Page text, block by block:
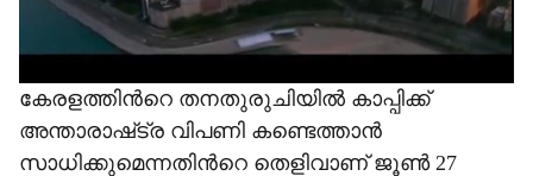
കേരളത്തിന്‍റെ തനതുരുചിയില്‍ കാപ്പിക്ക്
അന്താരാഷ്‌ട്ര വിപണി കണ്ടെത്താന്‍
സാധിക്കുമെന്നതിന്‍റെ തെളിവാണ് ജൂണ്‍ 27